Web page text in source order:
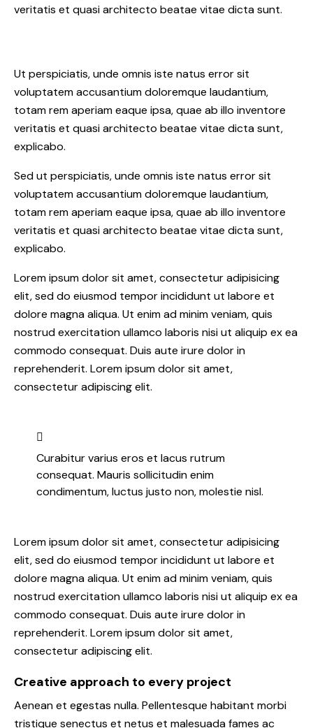
veritatis et quasi architecto beatae vitae dicta sunt.
Ut perspiciatis, unde omnis iste natus error sit
voluptatem accusantium doloremque laudantium,
totam rem aperiam eaque ipsa, quae ab illo inventore
veritatis et quasi architecto beatae vitae dicta sunt,
explicabo.
Sed ut perspiciatis, unde omnis iste natus error sit
voluptatem accusantium doloremque laudantium,
totam rem aperiam eaque ipsa, quae ab illo inventore
veritatis et quasi architecto beatae vitae dicta sunt,
explicabo.
Lorem ipsum dolor sit amet, consectetur adipisicing
elit, sed do eiusmod tempor incididunt ut labore et
dolore magna aliqua. Ut enim ad minim veniam, quis
nostrud exercitation ullamco laboris nisi ut aliquip ex ea
commodo consequat. Duis aute irure dolor in
reprehenderit. Lorem ipsum dolor sit amet,
consectetur adipiscing elit.
Curabitur varius eros et lacus rutrum
consequat. Mauris sollicitudin enim
condimentum, luctus justo non, molestie nisl.
Lorem ipsum dolor sit amet, consectetur adipisicing
elit, sed do eiusmod tempor incididunt ut labore et
dolore magna aliqua. Ut enim ad minim veniam, quis
nostrud exercitation ullamco laboris nisi ut aliquip ex ea
commodo consequat. Duis aute irure dolor in
reprehenderit. Lorem ipsum dolor sit amet,
consectetur adipiscing elit.
Creative approach to every project
Aenean et egestas nulla. Pellentesque habitant morbi
tristique senectus et netus et malesuada fames ac